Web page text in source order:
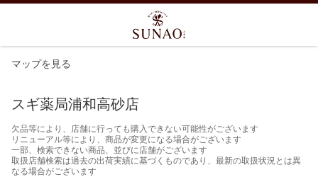
マップを見る
スギ薬局浦和高砂店
欠品等により、店舗に行っても購入できない可能性がございます
リニューアル等により、商品が変更になる場合がございます
一部、検索できない商品、並びに店舗がございます
取扱店舗検索は過去の出荷実績に基づくものであり、最新の取扱状況とは異
なる場合がございます